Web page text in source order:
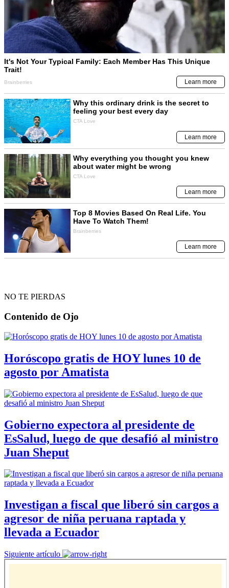
NO TE PIERDAS
Contenido de Ojo
Horóscopo gratis de HOY lunes 10 de
agosto por Amatista
Gobierno expectora al presidente de
EsSalud, luego de que desafió al ministro
Juan Sheput
Investigan a fiscal que liberó sin cargos a
agresor de niña peruana raptada y
llevada a Ecuador
Siguiente artículo